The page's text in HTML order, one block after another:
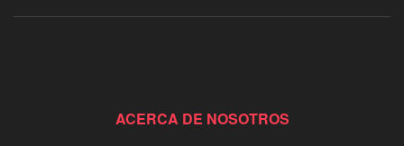
ACERCA DE NOSOTROS